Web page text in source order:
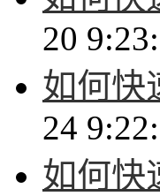
20
如何快
24
如何快